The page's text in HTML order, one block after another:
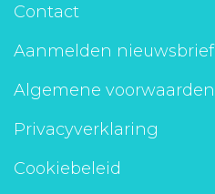
Contact
Aanmelden nieuwsbrief
Algemene voorwaarden
Privacyverklaring
Cookiebeleid